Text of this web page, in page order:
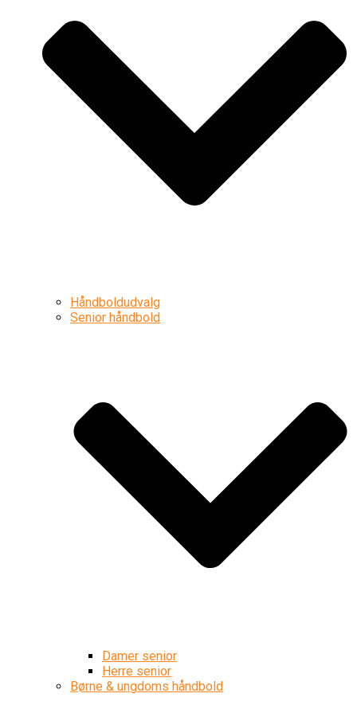
Håndboldudvalg
Senior håndbold
Damer senior
Herre senior
Børne & ungdoms håndbold